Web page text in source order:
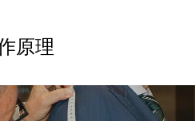
原理